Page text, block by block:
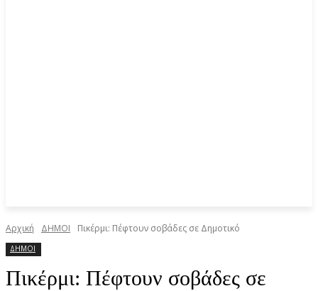
Αρχική ΔΗΜΟΙ Πικέρμι: Πέφτουν σοβάδες σε Δημοτικό
ΔΗΜΟΙ
Πικέρμι: Πέφτουν σοβάδες σε